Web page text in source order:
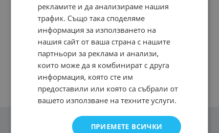
рекламите и да анализираме нашия
трафик. Също така споделяме
информация за използването на
нашия сайт от ваша страна с нашите
партньори за реклама и анализи,
които може да я комбинират с друга
информация, която сте им
предоставили или която са събрали от
вашето използване на техните услуги.
ПРИЕМЕТЕ ВСИЧКИ